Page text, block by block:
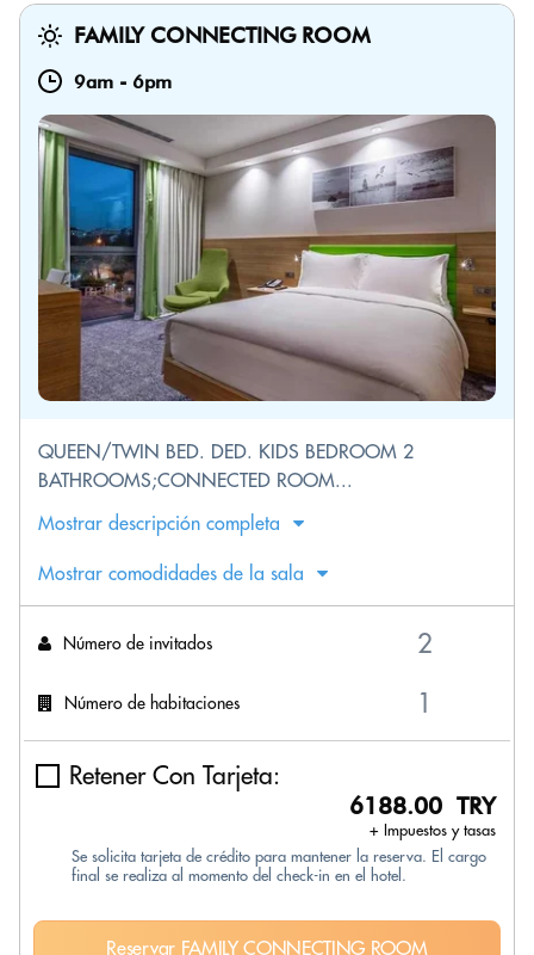
FAMILY CONNECTING ROOM
9am - 6pm
QUEEN/TWIN BED. DED. KIDS BEDROOM 2
BATHROOMS;CONNECTED ROOM...
Mostrar descripción completa
Mostrar comodidades de la sala
Número de invitados
Número de habitaciones
Retener Con Tarjeta:
6188.00 TRY
+ Impuestos y tasas
Se solicita tarjeta de crédito para mantener la reserva. El cargo
final se realiza al momento del check-in en el hotel.
Reservar FAMILY CONNECTING ROOM